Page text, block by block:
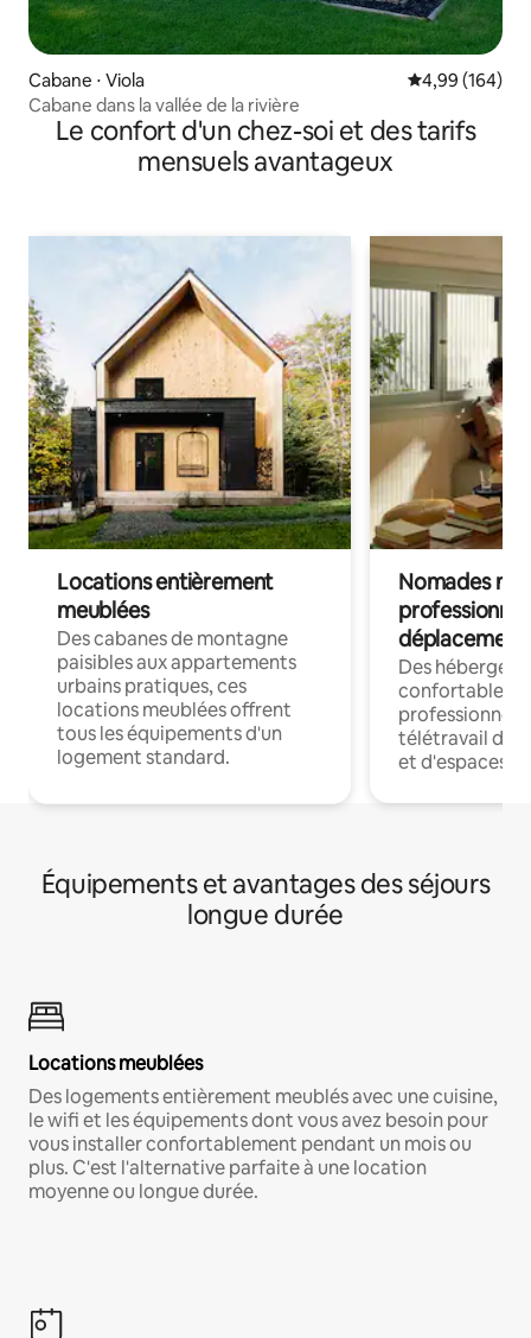
Cabane ⋅ Viola Évaluation
4,99 (164)
Cabane dans la vallée de la rivière
Le confort d'un chez-soi et des tarifs
mensuels avantageux
Locations entièrement
meublées
Des cabanes de montagne
paisibles aux appartements
urbains pratiques, ces
locations meublées offrent
tous les équipements d'un
logement standard.
Nomades
déplacement
Des
confortables
professionnels
télétravail
et d'espaces
Équipements et avantages des séjours
longue durée
Locations meublées
Des logements entièrement meublés avec une cuisine,
le wifi et les équipements dont vous avez besoin pour
vous installer confortablement pendant un mois ou
plus. C'est l'alternative parfaite à une location
moyenne ou longue durée.